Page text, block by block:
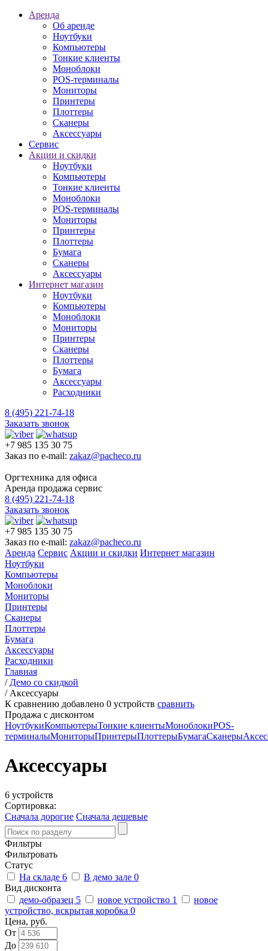
Аренда
Об аренде
Ноутбуки
Компьютеры
Тонкие клиенты
Моноблоки
POS-терминалы
Мониторы
Принтеры
Плоттеры
Сканеры
Аксессуары
Сервис
Акции и скидки
Ноутбуки
Компьютеры
Тонкие клиенты
Моноблоки
POS-терминалы
Мониторы
Принтеры
Плоттеры
Бумага
Сканеры
Аксессуары
Интернет магазин
Ноутбуки
Компьютеры
Моноблоки
Мониторы
Принтеры
Сканеры
Плоттеры
Бумага
Аксессуары
Расходники
8 (495) 221-74-18
Заказать звонок
+7 985 135 30 75
Заказ по e-mail: zakaz@pacheco.ru
Оргтехника для офиса
Аренда продажа сервис
8 (495) 221-74-18
Заказать звонок
+7 985 135 30 75
Заказ по e-mail: zakaz@pacheco.ru
Аренда Сервис Акции и скидки Интернет магазин
Ноутбуки
Компьютеры
Моноблоки
Мониторы
Принтеры
Сканеры
Плоттеры
Бумага
Аксессуары
Расходники
Главная
/ Демо со скидкой
/ Аксессуары
К сравнению добавлено 0 устройств сравнить
Продажа с дисконтом
НоутбукиКомпьютерыТонкие клиентыМоноблокиPOS-
терминалыМониторыПринтерыПлоттерыБумагаСканеры
Аксессуары
6 устройств
Сортировка:
Сначала дорогие Сначала дешевые
Фильтры
Фильтровать
Статус
На складе 6 В демо зале 0
Вид дисконта
демо-образец 5 новое устройство 1
новое
устройство, вскрытая коробка 0
Цена, руб.
От
До